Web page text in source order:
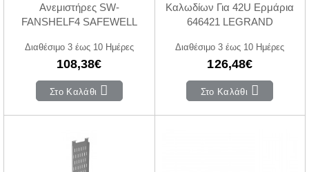
Ανεμιστήρες SW-
FANSHELF4 SAFEWELL
Διαθέσιμο 3 έως 10 Ημέρες
108,38€
Στο Καλάθι
Καλωδίων Για 42U Ερμάρια
646421 LEGRAND
Διαθέσιμο 3 έως 10 Ημέρες
126,48€
Στο Καλάθι